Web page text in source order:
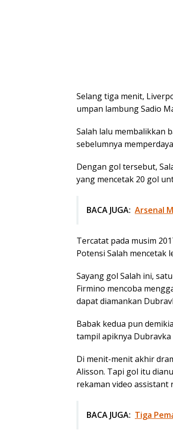
Selang tiga menit,
umpan lambung Sadio
Salah lalu membalikkan
sebelumnya
Dengan gol tersebut,
yang mencetak 20 gol
BACA JUGA: Arsenal
Tercatat pada musim
Potensi Salah mencetak
Sayang gol Salah ini,
Firmino mencoba
dapat diamankan
Babak kedua pun
tampil apiknya
Di menit-menit akhir
Alisson. Tapi gol itu
rekaman video assistant
BACA JUGA: Tiga